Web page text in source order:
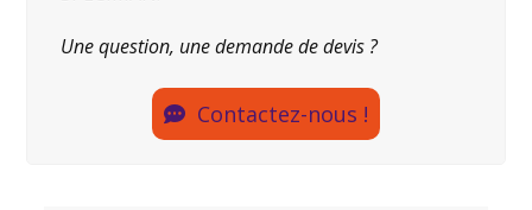
Une question, une demande de devis ?
Contactez-nous !